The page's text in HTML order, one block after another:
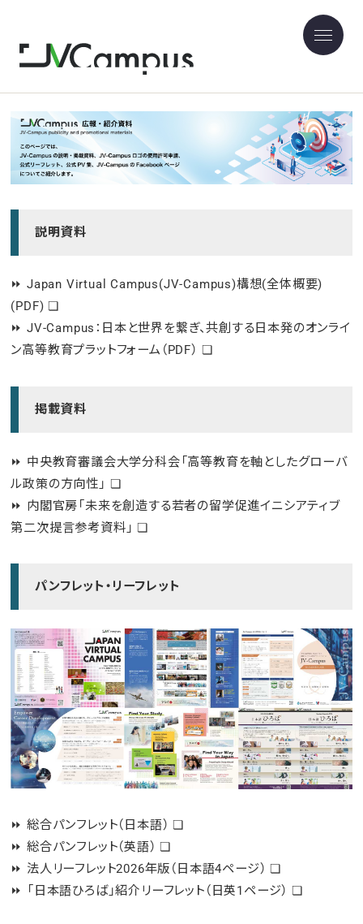
広報・紹介資料
説明資料
⏩Japan Virtual Campus(JV-Campus)構想(全体概要)
(PDF) ❏
⏩JV-Campus：日本と世界を繋ぎ、共創する日本発のオンライ
ン高等教育プラットフォーム（PDF） ❏
掲載資料
⏩ 中央教育審議会大学分科会「高等教育を軸としたグローバ
ル政策の方向性」 ❏
⏩ 内閣官房「未来を創造する若者の留学促進イニシアティブ
第二次提言参考資料」 ❏
パンフレット・リーフレット
⏩総合パンフレット（日本語） ❏
⏩総合パンフレット（英語） ❏
⏩ 法人リーフレット2026年版（日本語4ページ） ❏
⏩
「日本語ひろば」紹介リーフレット（日英1ページ） ❏